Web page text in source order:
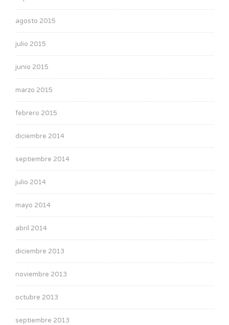
agosto 2015
julio 2015
junio 2015
marzo 2015
febrero 2015
diciembre 2014
septiembre 2014
julio 2014
mayo 2014
abril 2014
diciembre 2013
noviembre 2013
octubre 2013
septiembre 2013